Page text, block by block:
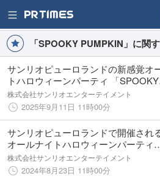
「SPOOKY PUMPKIN」に関
サンリオピューロランドの新感覚オ
トハロウィーンパーティ 「SPOOKY
PUMPKIN 2025」全65組アーティス
7ORDER、MA55IVE THE RAMPAGE
追加
株式会社サンリオエンターテイメント
2025年9月11日 11時00分
サンリオピューロランドで開催され
オールナイトハロウィーンパーティ
「SPOOKY PUMPKIN 2024」出演者
スト全発表！総勢60組の豪華出演者
株式会社サンリオエンターテイメント
2024年8月23日 11時00分